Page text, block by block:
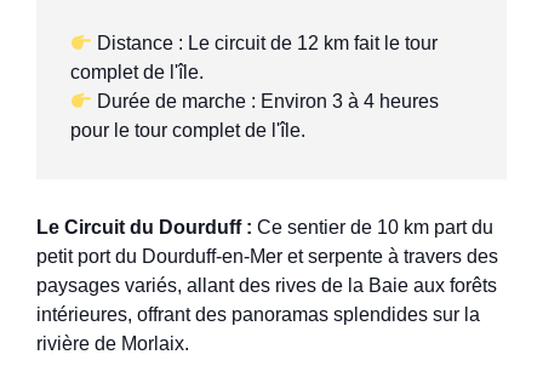
Distance : Le circuit de 12 km fait le tour
Durée de marche : Environ 3 à 4 heures
pour le tour complet de l'île.
Le Circuit du Dourduff : Ce sentier de 10 km part du
petit port du Dourduff-en-Mer et serpente à travers des
paysages variés, allant des rives de la Baie aux forêts
intérieures, offrant des panoramas splendides sur la
rivière de Morlaix.